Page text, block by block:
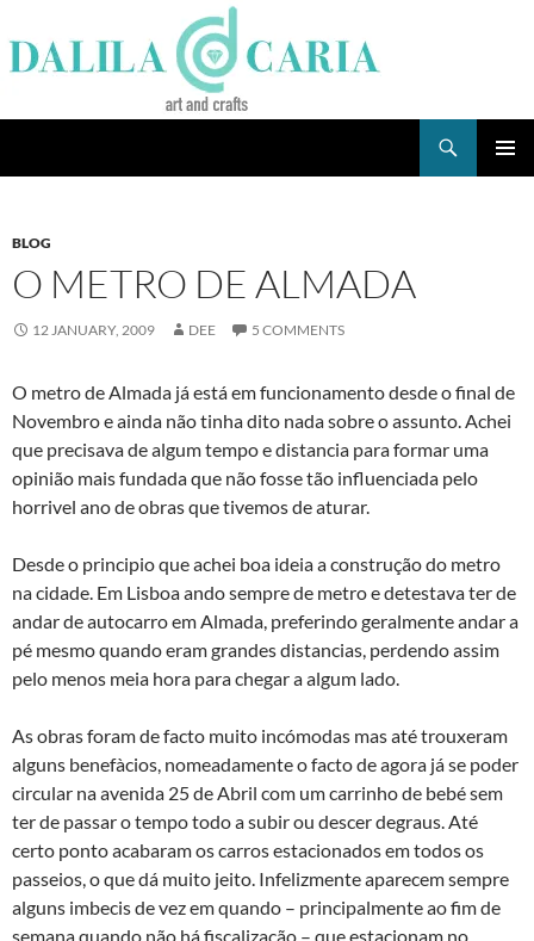
to
content
BLOG
O METRO DE ALMADA
12 JANUARY, 2009 DEE 5 COMMENTS
O metro de Almada já está em funcionamento desde o final de
Novembro e ainda não tinha dito nada sobre o assunto. Achei
que precisava de algum tempo e distancia para formar uma
opinião mais fundada que não fosse tão influenciada pelo
horrivel ano de obras que tivemos de aturar.
Desde o principio que achei boa ideia a construção do metro
na cidade. Em Lisboa ando sempre de metro e detestava ter de
andar de autocarro em Almada, preferindo geralmente andar a
pé mesmo quando eram grandes distancias, perdendo assim
pelo menos meia hora para chegar a algum lado.
As obras foram de facto muito incómodas mas até trouxeram
alguns benefà­cios, nomeadamente o facto de agora já se poder
circular na avenida 25 de Abril com um carrinho de bebé sem
ter de passar o tempo todo a subir ou descer degraus. Até
certo ponto acabaram os carros estacionados em todos os
passeios, o que dá muito jeito. Infelizmente aparecem sempre
alguns imbecis de vez em quando – principalmente ao fim de
semana quando não há fiscalização – que estacionam no